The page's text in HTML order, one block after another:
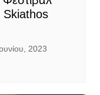
Skiathos
2023